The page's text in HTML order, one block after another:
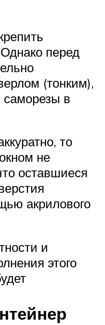
перед
(тонким),
саморезы в
то
не
оставшиеся
акрилового
и
этого